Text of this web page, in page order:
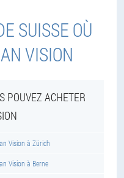
SUISSE OÙ
VISION
POUVEZ ACHETER
Vision à Zürich
Vision à Berne